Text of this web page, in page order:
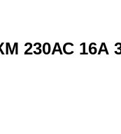
230АС 16А